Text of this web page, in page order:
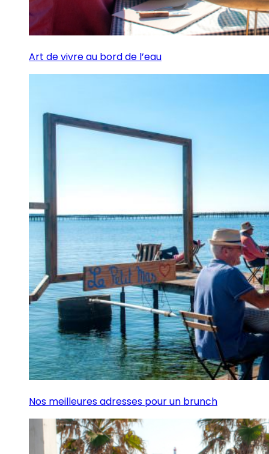
Art de vivre au bord de l’eau
Nos meilleures adresses pour un brunch